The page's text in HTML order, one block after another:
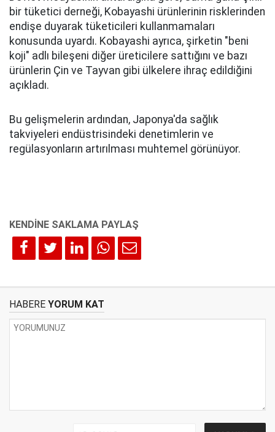
bir tüketici derneği, Kobayashi ürünlerinin risklerinden
endişe duyarak tüketicileri kullanmamaları
konusunda uyardı. Kobayashi ayrıca, şirketin "beni
koji" adlı bileşeni diğer üreticilere sattığını ve bazı
ürünlerin Çin ve Tayvan gibi ülkelere ihraç edildiğini
açıkladı.
Bu gelişmelerin ardından, Japonya'da sağlık
takviyeleri endüstrisindeki denetimlerin ve
regülasyonların artırılması muhtemel görünüyor.
HABERE YORUM KAT